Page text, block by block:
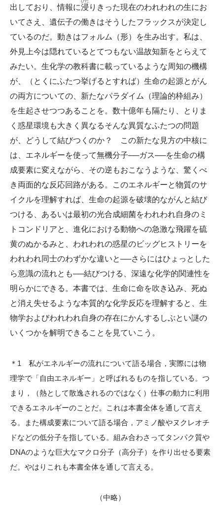
出しており、情報に浸
ひた
りきった現在のわれわれの生にお
いてさえ、遺伝子の働きはそうしたフラックスが決定し
ているのだ。動きはフォルム（形）を生み出す。私は、
外見上今は隠れているとてつもない温故知新をとらえて
みたい。生化学の教科書に載っているような周知の機構
が、（とくにふたつ挙げるとすれば）生命の起源とがん
の両方についての、新たなパラダイム（理論的枠組み）
を生起させつつあることを。数十億年も隔たり、とりま
く惑星環境も大きく異なるそんな異質なふたつの問題
が、どうして結びつくのか？ この新たな見方の中核に
は、エネルギーを使って無機分子──ガス──を生命の構
成要素に変えながら、その逆もおこなうような、驚くべ
き両面的な反応回路がある。このエネルギーと物質のサ
イクルを理解すれば、生命の起源を破壊的ながんと結び
つける、あるいは最初の光合成細菌をわれわれ自身のミ
トコンドリアと、進化における動物への急激な飛躍を硫
黄のぬかるみと、われわれの惑星のビッグヒストリーを
われわれ同士のわずかな違いと──さらにはひょっとした
ら意識の流れとも──結びつける、深遠な化学的関連性を
明らかにできる。本書では、生命に命を吹き込み、死ぬ
と消え失せるような本質的な化学反応を理解すると、生
物学およびわれわれ自身の存在にかんするしぶとい謎の
いくつかを解明できることを見ていこう。
＊1 私がエネルギーの流れについて語る場合，実際には物
理学で「自由エネルギー」と呼ばれるものを指している。つ
まり，（熱として散逸されるのではなく）仕事の動力に利用
できるエネルギーのことだ。これは本書全体を通して言え
る。また構成要素について語る場合，アミノ酸やヌクレオチ
ドなどの低分子を指している。組み合わさってタンパク質や
DNAのような巨大なマクロ分子（高分子）を作り出せる要素
だ。やはりこれも本書全体を通して言える。
（中略）